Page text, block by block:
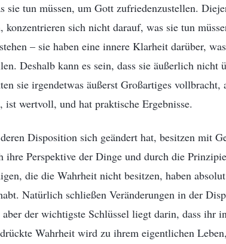
sie tun müssen, um Gott zufriedenzustellen.
konzentrieren sich nicht darauf, was sie tun
– sie haben eine innere Klarheit darüber,
Deshalb kann es sein, dass sie äußerlich nicht
sie irgendetwas äußerst Großartiges
ist wertvoll, und hat praktische Ergebnisse.
Disposition sich geändert hat, besitzen mit
ihre Perspektive der Dinge und durch die
die die Wahrheit nicht besitzen, haben
Natürlich schließen Veränderungen in der
der wichtigste Schlüssel liegt darin, dass ihr
Wahrheit wird zu ihrem eigentlichen